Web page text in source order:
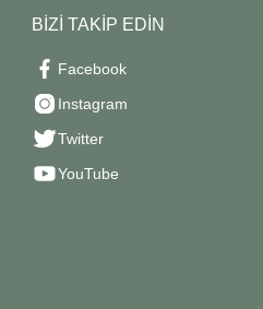
BİZİ TAKİP EDİN
Facebook
Instagram
Twitter
YouTube